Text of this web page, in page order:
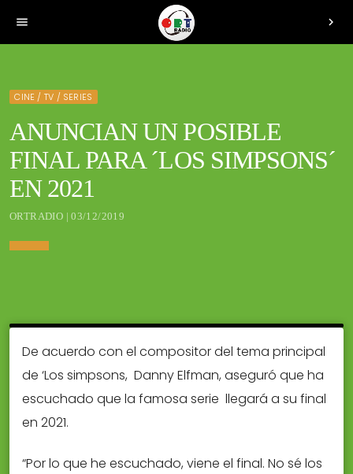
menu chevron_right
CINE / TV / SERIES
ANUNCIAN UN POSIBLE
FINAL PARA ´LOS SIMPSONS´
EN 2021
ORTRADIO | 03/12/2019
De acuerdo con el compositor del tema principal
de ‘Los simpsons, Danny Elfman, aseguró que ha
escuchado que la famosa serie llegará a su final
en 2021.
“Por lo que he escuchado, viene el final. No sé los